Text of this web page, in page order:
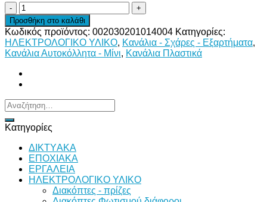
ΚΑΝΑΛΙ
16Χ16
ΑΥΤΟΚΟΛΛΗΤΟ
TPS
ποσότητα
Προσθήκη στο καλάθι
Κωδικός προϊόντος: 002030201014004 Κατηγορίες:
ΗΛΕΚΤΡΟΛΟΓΙΚΟ ΥΛΙΚΟ, Κανάλια - Σχάρες - Εξαρτήματα,
Κανάλια Αυτοκόλλητα - Μίνι, Κανάλια Πλαστικά
Αναζήτηση
για:
Κατηγορίες
ΔΙKTΥAKA
ΕΠΟΧΙΑΚΑ
ΕΡΓΑΛΕΙΑ
ΗΛΕΚΤΡΟΛΟΓΙΚΟ ΥΛΙΚΟ
Διακόπτες - πρίζες